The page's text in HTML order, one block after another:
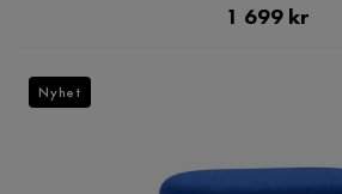
Pris
1 699 kr
Nyhet